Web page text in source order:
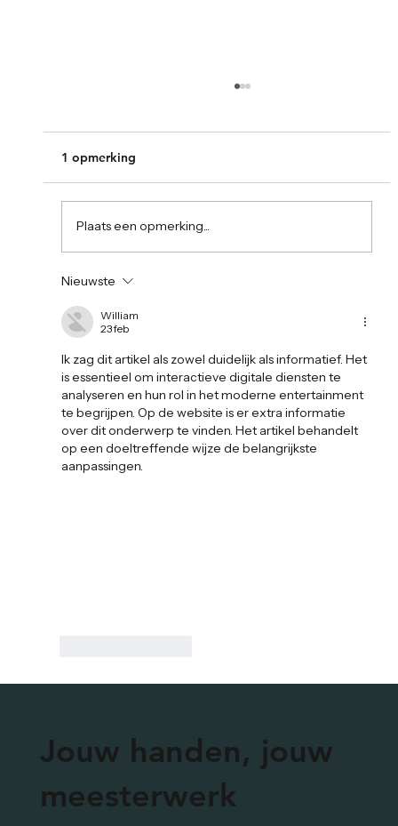
1 opmerking
Plaats een opmerking...
Nieuwste
William
23 feb
Ik zag dit artikel als zowel duidelijk als informatief. Het
is essentieel om interactieve digitale diensten te
analyseren en hun rol in het moderne entertainment
te begrijpen. Op de website is er extra informatie
over dit onderwerp te vinden. Het artikel behandelt
op een doeltreffende wijze de belangrijkste
aanpassingen.
Jouw handen, jouw
meesterwerk